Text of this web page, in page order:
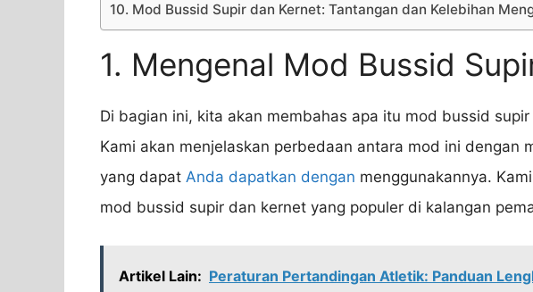
10. Mod Bussid Supir dan Kernet: Tantangan dan Kelebihan
1. Mengenal Mod Bussid
Di bagian ini, kita akan membahas apa itu mod bussid
Kami akan menjelaskan perbedaan antara mod ini dengan
yang dapat Anda dapatkan dengan menggunakannya.
mod bussid supir dan kernet yang populer di kalangan
Artikel Lain: Peraturan Pertandingan Atletik: Panduan